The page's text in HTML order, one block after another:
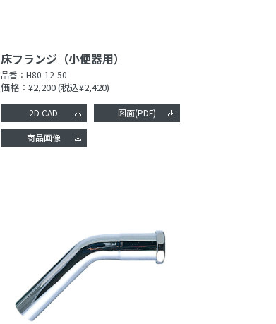
床フランジ（小便器用）
品番： H80-12-50
価格：¥2,200(税込¥2,420)
2D CAD 図面(PDF)
商品画像